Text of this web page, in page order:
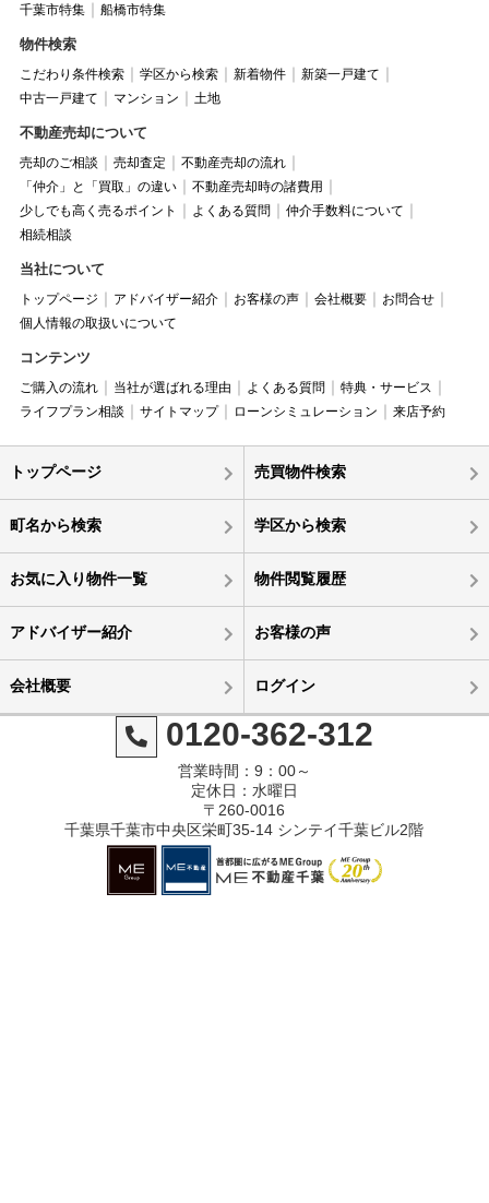
千葉市特集 船橋市特集
物件検索
こだわり条件検索 学区から検索 新着物件
新築一戸建て
中古一戸建て
マンション 土地
不動産売却について
売却のご相談 売却査定
不動産売却の流れ
「仲介」と「買取」の違い
不動産売却時の諸費用
少しでも高く売るポイント
よくある質問
仲介手数料について
相続相談
当社について
トップページ アドバイザー紹介 お客様の声 会社概要
お問合せ
個人情報の取扱いについて
コンテンツ
ご購入の流れ 当社が選ばれる理由 よくある質問
特典・サービス
ライフプラン相談
サイトマップ ローンシミュレーション 来店予約
トップページ 売買物件検索
町名から検索 学区から検索
お気に入り物件一覧 物件閲覧履歴
アドバイザー紹介 お客様の声
会社概要 ログイン
0120-362-312
営業時間：9：00～
定休日：水曜日
〒260-0016
千葉県千葉市中央区栄町35-14 シンテイ千葉ビル2階